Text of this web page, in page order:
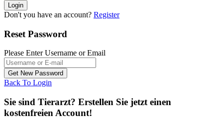
Don't you have an account? Register
Reset Password
Please Enter Username or Email
Back To Login
Sie sind Tierarzt? Erstellen Sie jetzt einen
kostenfreien Account!